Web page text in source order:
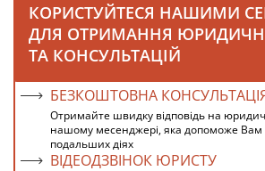
КОРИСТУЙТЕСЯ НАШИМИ
ДЛЯ ОТРИМАННЯ
ТА КОНСУЛЬТАЦІЙ
БЕЗКОШТОВНА
Отримайте швидку відповідь на
нашому месенджері, яка допоможе Вам
подальших діях
ВІДЕОДЗВІНОК ЮРИСТУ